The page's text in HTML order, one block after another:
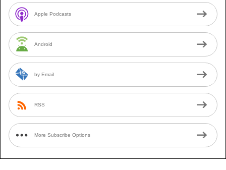
Apple Podcasts
Android
by Email
RSS
More Subscribe Options